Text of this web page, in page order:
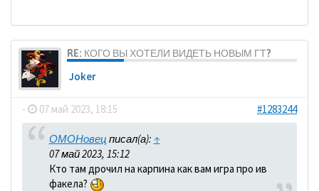
RE: КОГО ВЫ ХОТЕЛИ ВИДЕТЬ НОВЫМ ГТ?
Joker
- 07 май 2023, 18:15 #1283244
ОМОНовец писал(а): ↑
07 май 2023, 15:12
Кто там дрочил на карпина как вам игра про ив
факела?